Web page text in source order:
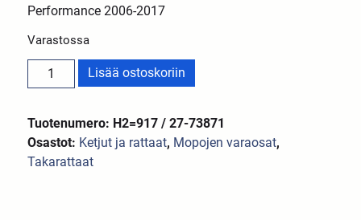
Performance 2006-2017
Varastossa
Lisää ostoskoriin
Tuotenumero: H2=917 / 27-73871
Osastot: Ketjut ja rattaat, Mopojen varaosat,
Takarattaat